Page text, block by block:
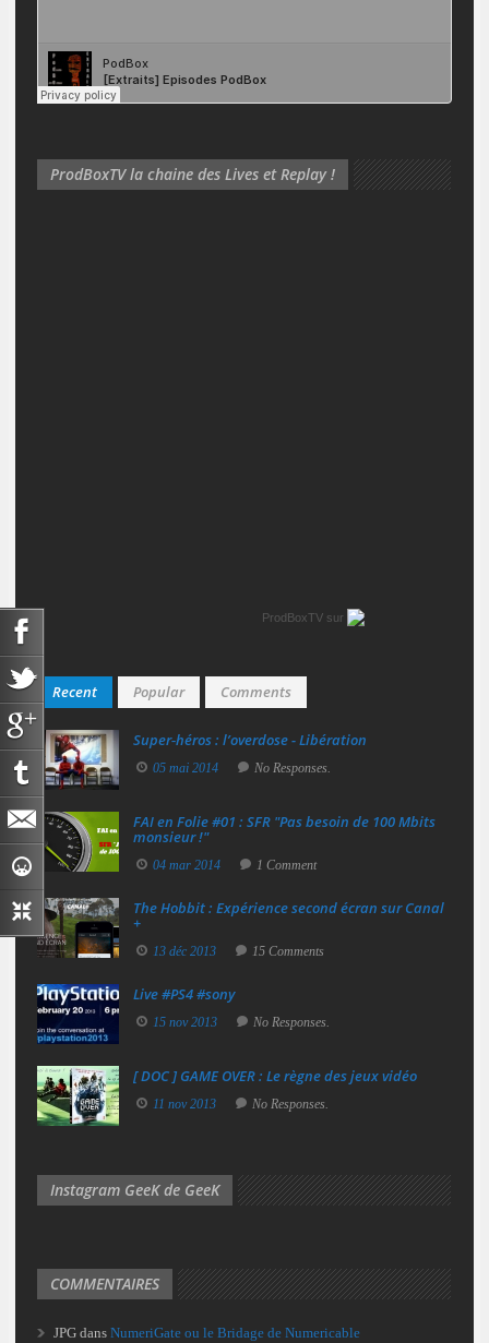
ProdBoxTV la chaine des Lives et Replay !
ProdBoxTV sur
Recent Popular Comments
Super‑héros : l’overdose - Libération
05 mai 2014 No Responses.
FAI en Folie #01 : SFR "Pas besoin de 100 Mbits
monsieur !"
04 mar 2014 1 Comment
The Hobbit : Expérience second écran sur Canal
+
13 déc 2013 15 Comments
Live #PS4 #sony
15 nov 2013 No Responses.
[ DOC ] GAME OVER : Le règne des jeux vidéo
11 nov 2013 No Responses.
Instagram GeeK de GeeK
COMMENTAIRES
JPG dans NumeriGate ou le Bridage de Numericable